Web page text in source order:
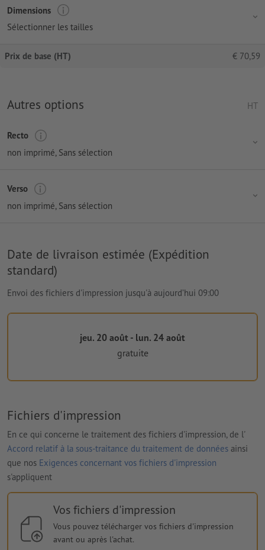
Dimensions
Sélectionner les tailles
Prix de base (HT) € 70,59
Autres options HT
Recto
non imprimé, Sans sélection
Verso
non imprimé, Sans sélection
Date de livraison estimée (Expédition
standard)
Envoi des fichiers d'impression jusqu'à aujourd’hui 09:00
jeu. 20 août - lun. 24 août
gratuite
Fichiers d'impression
En ce qui concerne le traitement des fichiers d'impression, de l'
Accord relatif à la sous-traitance du traitement de données ainsi
que nos Exigences concernant vos fichiers d'impression
s'appliquent
Vos fichiers d'impression
Vous pouvez télécharger vos fichiers d'impression
avant ou après l'achat.